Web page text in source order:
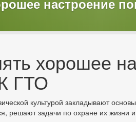
настроение
хорошее
ГТО
культурой закладывают
решают задачи по охране их жизни